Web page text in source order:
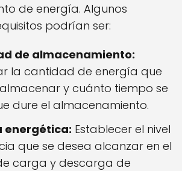
de energía. Algunos
podrían ser:
de almacenamiento:
la cantidad de energía que
y cuánto tiempo se
dure el almacenamiento.
energética: Establecer el nivel
que se desea alcanzar en el
carga y descarga de